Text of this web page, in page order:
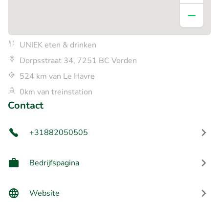
UNIEK eten & drinken
Dorpsstraat 34, 7251 BC Vorden
524 km van Le Havre
0km van treinstation
Contact
+31882050505
Bedrijfspagina
Website